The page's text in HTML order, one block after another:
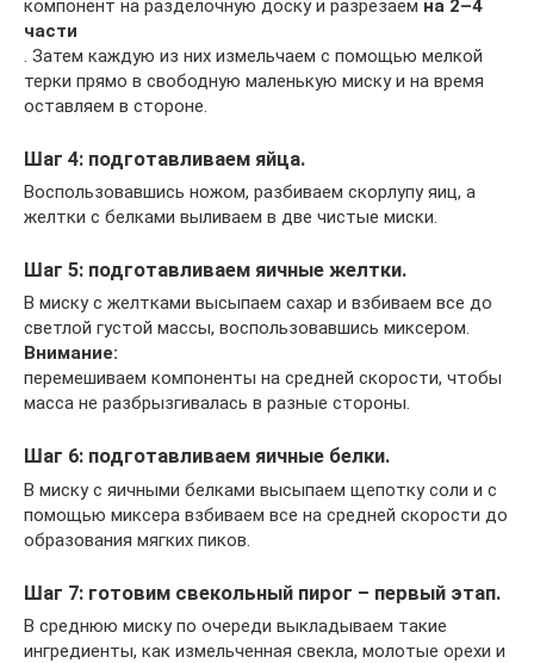
компонент на разделочную доску и разрезаем на 2–4
части
. Затем каждую из них измельчаем с помощью мелкой
терки прямо в свободную маленькую миску и на время
оставляем в стороне.
Шаг 4: подготавливаем яйца.
Воспользовавшись ножом, разбиваем скорлупу яиц, а
желтки с белками выливаем в две чистые миски.
Шаг 5: подготавливаем яичные желтки.
В миску с желтками высыпаем сахар и взбиваем все до
светлой густой массы, воспользовавшись миксером.
Внимание:
перемешиваем компоненты на средней скорости, чтобы
масса не разбрызгивалась в разные стороны.
Шаг 6: подготавливаем яичные белки.
В миску с яичными белками высыпаем щепотку соли и с
помощью миксера взбиваем все на средней скорости до
образования мягких пиков.
Шаг 7: готовим свекольный пирог – первый этап.
В среднюю миску по очереди выкладываем такие
ингредиенты, как измельченная свекла, молотые орехи и